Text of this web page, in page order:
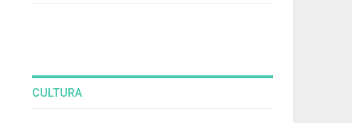
CULTURA